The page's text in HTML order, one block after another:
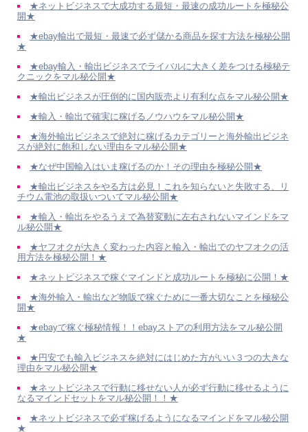
★ネットビジネスで大成功する最短・最速の成功ルートを極秘公
開★
★ebay輸出で最短・最速で必ず儲かる商品を探す方法を極秘公開
★
★ebay輸入・輸出ビジネスでライバルに大きく差をつける極秘テ
クニックをマル秘公開★
★輸出ビジネスが圧倒的に国内販売より有利な点をマル秘公開★
★輸入・輸出で確実に稼げるノウハウをマル秘公開★
★海外輸出ビジネスで絶対に稼げるカテゴリーと海外輸出ビジネ
スが絶対に飽和しない理由をマル秘公開★
★なぜ中国輸入はいま稼げるのか！その理由を極秘公開★
★輸出ビジネスをやる方は必見！これを知らないと失敗する、リ
チウム電池の取扱いついてマル秘公開★
★輸入・輸出をやるうえで為替変動に左右されないマインドをマ
ル秘公開★
★ヤフオクが大きく変わった内容と輸入・輸出でのヤフオクの活
用方法を極秘公開！★
★ネットビジネスで稼ぐマインドと成功ルートを極秘に公開！★
★海外輸入・輸出など物販で稼ぐために一番大切なことを極秘公
開★
★ebayで稼ぐ極秘情報！！ebayストアの利用方法をマル秘公開
★
★円安でも輸入ビジネスを絶対にはじめた方がいい３つの大きな
理由をマル秘公開★
★ネットビジネスで行動に移せない人が必ず行動に移せるように
なるマインドセットをマル秘公開！！★
★ネットビジネスで必ず稼げるようになるマインドをマル秘公開
★